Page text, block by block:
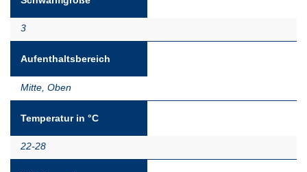
3
Aufenthaltsbereich
Mitte Oben
Temperatur in °C
22-28